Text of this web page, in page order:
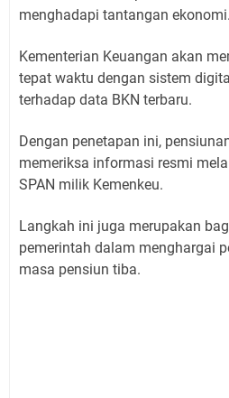
menghadapi tantangan ekonomi.
Kementerian Keuangan akan
tepat waktu dengan sistem
terhadap data BKN terbaru.
Dengan penetapan ini,
memeriksa informasi resmi
SPAN milik Kemenkeu.
Langkah ini juga merupakan
pemerintah dalam menghargai
masa pensiun tiba.